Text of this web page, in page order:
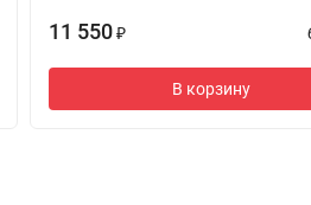
11 550 ₽
В корзину